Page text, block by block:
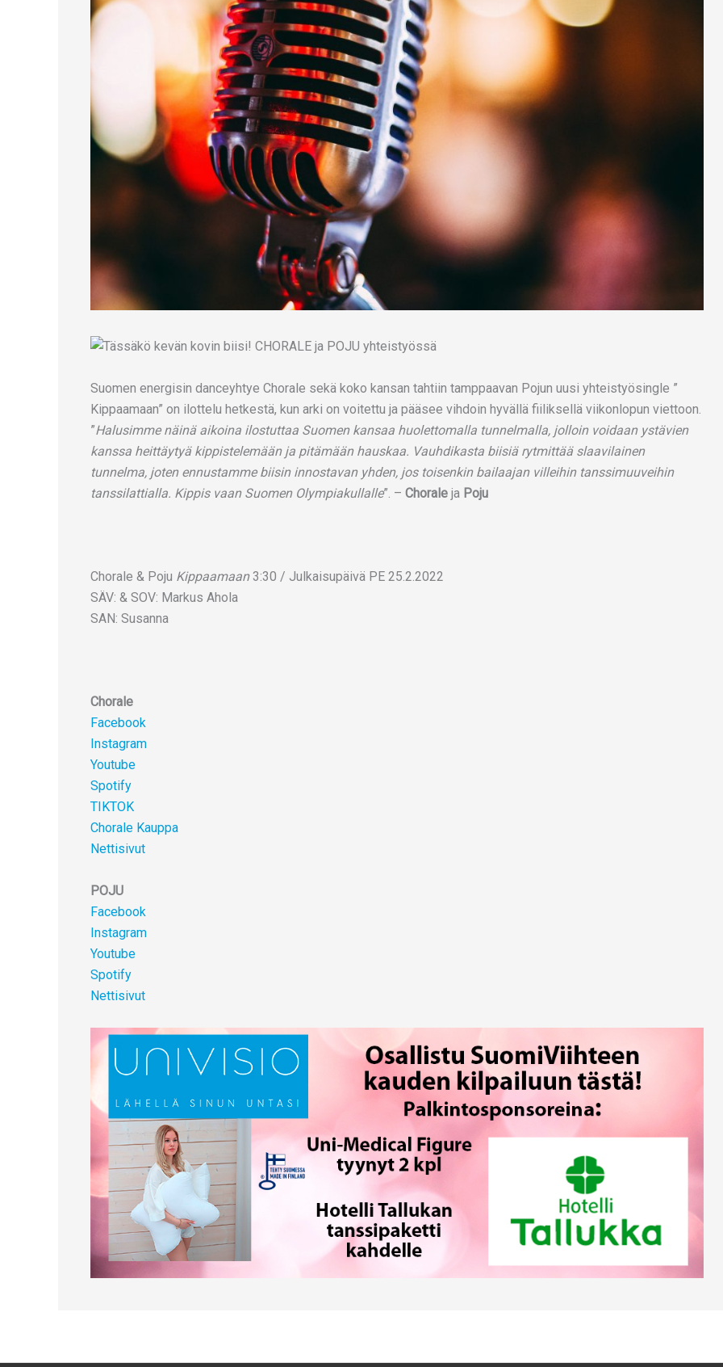
Suomen energisin danceyhtye Chorale sekä koko kansan tahtiin tamppaavan Pojun uusi yhteistyösingle ”
Kippaamaan” on ilottelu hetkestä, kun arki on voitettu ja pääsee vihdoin hyvällä fiiliksellä viikonlopun viettoon.
”Halusimme näinä aikoina ilostuttaa Suomen kansaa huolettomalla tunnelmalla, jolloin voidaan ystävien
kanssa heittäytyä kippistelemään ja pitämään hauskaa. Vauhdikasta biisiä rytmittää slaavilainen
tunnelma, joten ennustamme biisin innostavan yhden, jos toisenkin bailaajan villeihin tanssimuuveihin
tanssilattialla. Kippis vaan Suomen Olympiakullalle”. – Chorale ja Poju
Chorale & Poju Kippaamaan3:30 / Julkaisupäivä PE 25.2.2022
SÄV: & SOV: Markus Ahola
SAN: Susanna
Chorale
Facebook
Instagram
Youtube
Spotify
TIKTOK
Chorale Kauppa
Nettisivut
POJU
Facebook
Instagram
Youtube
Spotify
Nettisivut